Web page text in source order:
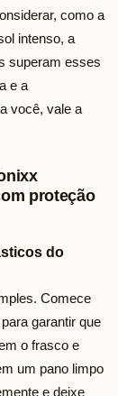
como a
intenso, a
superam esses
e a
você, vale a
proteção
do
Comece
garantir que
o frasco e
um pano limpo
e deixe